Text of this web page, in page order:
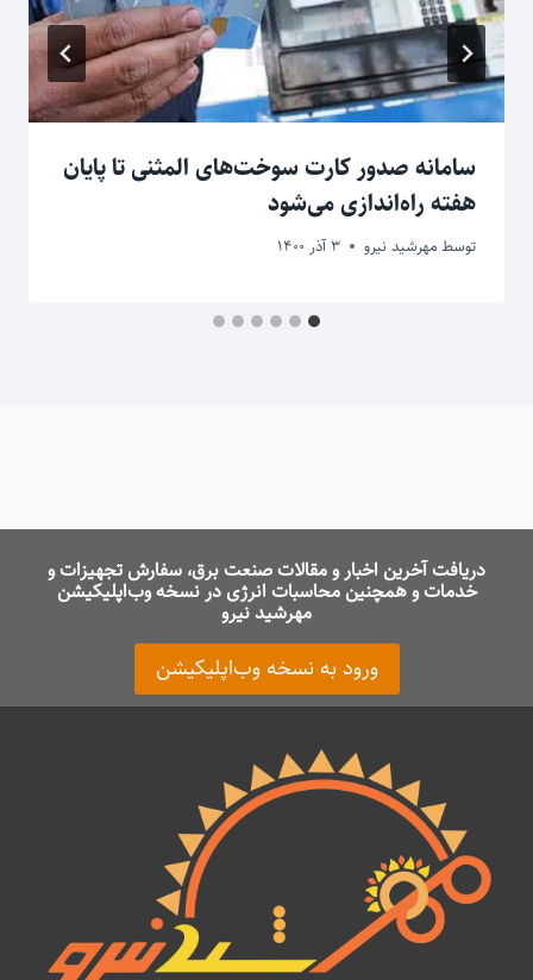
سامانه صدور کارت‌ سوخت‌های المثنی تا پایان
هفته راه‌اندازی می‌شود
توسط مهرشید نیرو 3 آذر 1400
دریافت آخرین اخبار و مقالات صنعت برق، سفارش تجهیزات و
خدمات و همچنین محاسبات انرژی در نسخه وب‌اپلیکیشن
مهرشید نیرو
ورود به نسخه وب‌اپلیکیشن